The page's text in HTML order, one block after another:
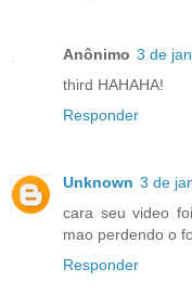
Anônimo 3 de
third HAHAHA!
Responder
Unknown 3 de
cara seu video
mao perdendo o
Responder